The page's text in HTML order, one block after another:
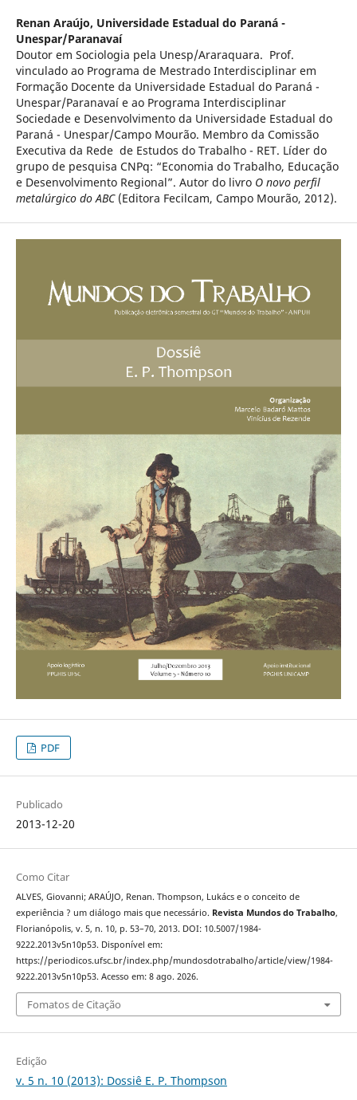
Renan Araújo, Universidade Estadual do Paraná -
Unespar/Paranavaí
Doutor em Sociologia pela Unesp/Araraquara. Prof.
vinculado ao Programa de Mestrado Interdisciplinar em
Formação Docente da Universidade Estadual do Paraná -
Unespar/Paranavaí e ao Programa Interdisciplinar
Sociedade e Desenvolvimento da Universidade Estadual do
Paraná - Unespar/Campo Mourão. Membro da Comissão
Executiva da Rede de Estudos do Trabalho - RET. Líder do
grupo de pesquisa CNPq: “Economia do Trabalho, Educação
e Desenvolvimento Regional”. Autor do livro O novo perfil
metalúrgico do ABC(Editora Fecilcam, Campo Mourão, 2012).
PDF
Publicado
2013-12-20
Como Citar
ALVES, Giovanni; ARAÚJO, Renan. Thompson, Lukács e o conceito de
experiência ? um diálogo mais que necessário. Revista Mundos do Trabalho,
Florianópolis, v. 5, n. 10, p. 53–70, 2013. DOI: 10.5007/1984-
9222.2013v5n10p53. Disponível em:
https://periodicos.ufsc.br/index.php/mundosdotrabalho/article/view/1984-
9222.2013v5n10p53. Acesso em: 8 ago. 2026.
Fomatos de Citação
Edição
v. 5 n. 10 (2013): Dossiê E. P. Thompson